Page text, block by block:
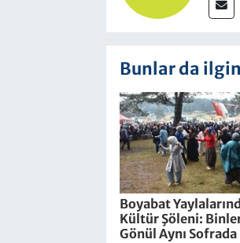
Bunlar da
Boyabat
Kültür Şöleni:
Gönül Aynı